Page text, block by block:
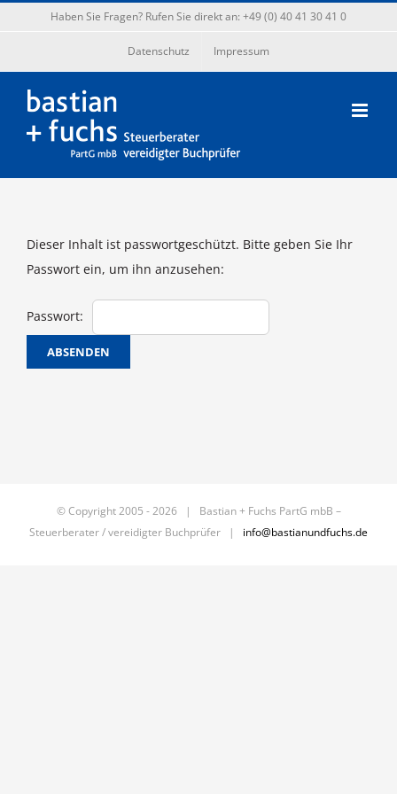
Haben Sie Fragen? Rufen Sie direkt an: +49 (0) 40 41 30 41 0
Datenschutz Impressum
Dieser Inhalt ist passwortgeschützt. Bitte geben Sie Ihr
Passwort ein, um ihn anzusehen:
Passwort:
© Copyright 2005 -2026 | Bastian + Fuchs PartG mbB –
Steuerberater / vereidigter Buchprüfer | info@bastianundfuchs.de